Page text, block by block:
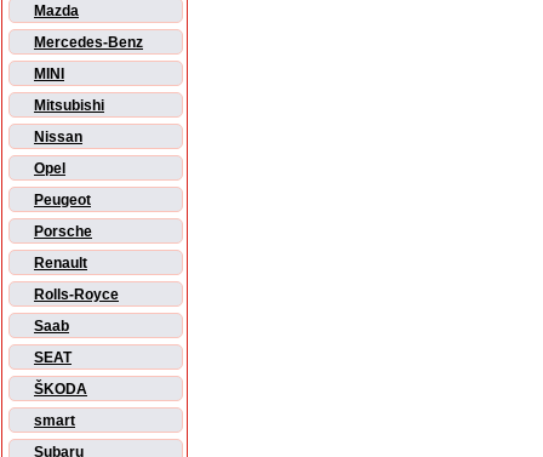
Mazda
Mercedes-Benz
MINI
Mitsubishi
Nissan
Opel
Peugeot
Porsche
Renault
Rolls-Royce
Saab
SEAT
ŠKODA
smart
Subaru